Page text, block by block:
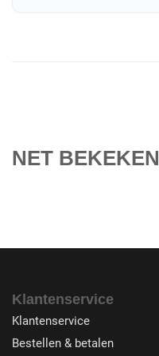
NET BEKEKEN
Klantenservice
Klantenservice
Bestellen & betalen